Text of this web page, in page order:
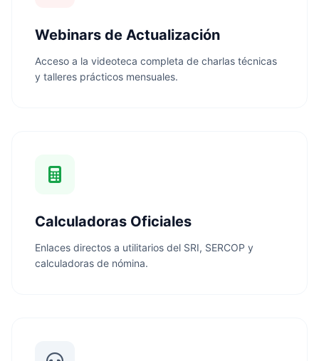
Webinars de Actualización
Acceso a la videoteca completa de charlas técnicas
y talleres prácticos mensuales.
Calculadoras Oficiales
Enlaces directos a utilitarios del SRI, SERCOP y
calculadoras de nómina.